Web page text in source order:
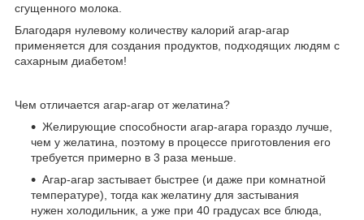
сгущенного молока.
Благодаря нулевому количеству калорий агар-агар
применяется для создания продуктов, подходящих людям с
сахарным диабетом!
Чем отличается агар-агар от желатина?
Желирующие способности агар-агара гораздо лучше,
чем у желатина, поэтому в процессе приготовления его
требуется примерно в 3 раза меньше.
Агар-агар застывает быстрее (и даже при комнатной
температуре), тогда как желатину для застывания
нужен холодильник, а уже при 40 градусах все блюда,